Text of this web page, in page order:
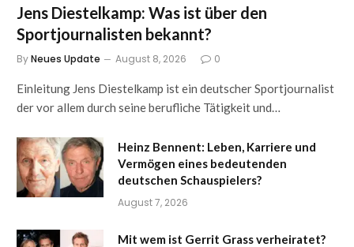
Jens Diestelkamp: Was ist über den
Sportjournalisten bekannt?
ByNeues Update August 8, 2026 0
Einleitung Jens Diestelkamp ist ein deutscher Sportjournalist
der vor allem durch seine berufliche Tätigkeit und…
Heinz Bennent: Leben, Karriere und
Vermögen eines bedeutenden
deutschen Schauspielers?
August 7, 2026
Mit wem ist Gerrit Grass verheiratet?